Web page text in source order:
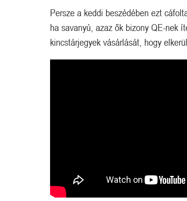
Persze a keddi beszédében ezt
ha savanyú, azaz ők bizony QE-nek
kincstárjegyek vásárlását, hogy